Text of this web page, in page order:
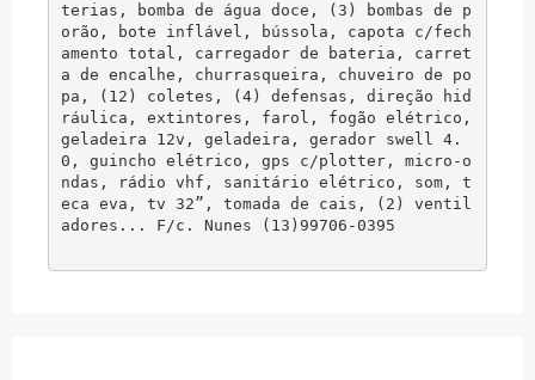
terias, bomba de água doce, (3) bombas de p
orão, bote inflável, bússola, capota c/fech
amento total, carregador de bateria, carret
a de encalhe, churrasqueira, chuveiro de po
pa, (12) coletes, (4) defensas, direção hid
ráulica, extintores, farol, fogão elétrico,
geladeira 12v, geladeira, gerador swell 4.
0, guincho elétrico, gps c/plotter, micro-o
ndas, rádio vhf, sanitário elétrico, som, t
eca eva, tv 32”, tomada de cais, (2) ventil
adores... F/c. Nunes (13)99706-0395